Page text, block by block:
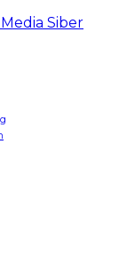
Siber